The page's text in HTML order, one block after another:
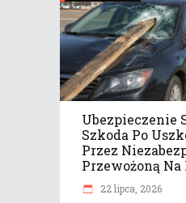
Ubezpieczenie
Szkoda Po
Przez
Przewożoną
22 lipca, 2026